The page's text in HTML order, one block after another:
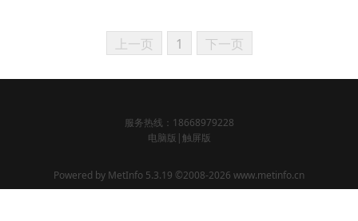
上一页 1 下一页
服务热线：18668979228
电脑版 |触屏版
Powered by MetInfo 5.3.19 ©2008-2026 www.metinfo.cn